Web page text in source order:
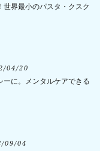
世界最小のパスタ・クスク
04/20
ーに。メンタルケアできる
09/04